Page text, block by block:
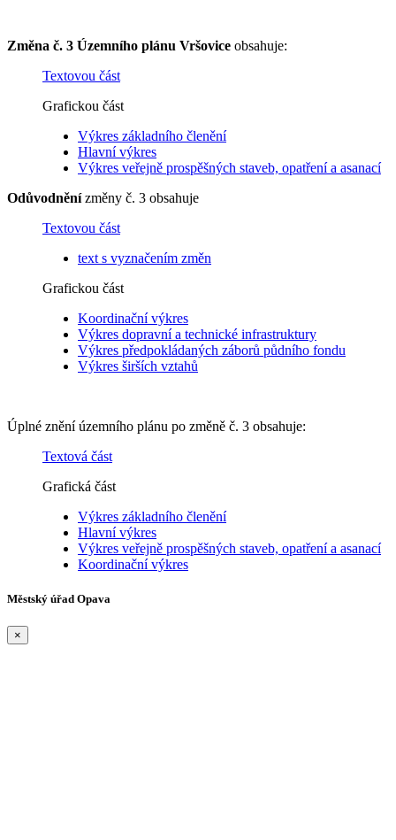
Změna č. 3 Územního plánu Vršovice obsahuje:
Textovou část
Grafickou část
Výkres základního členění
Hlavní výkres
Výkres veřejně prospěšných staveb, opatření a asanací
Odůvodněnízměny č. 3 obsahuje
Textovou část
text s vyznačením změn
Grafickou část
Koordinační výkres
Výkres dopravní a technické infrastruktury
Výkres předpokládaných záborů půdního fondu
Výkres širších vztahů
Úplné znění územního plánu po změně č. 3 obsahuje:
Textová část
Grafická část
Výkres základního členění
Hlavní výkres
Výkres veřejně prospěšných staveb, opatření a asanací
Koordinační výkres
Městský úřad Opava
×